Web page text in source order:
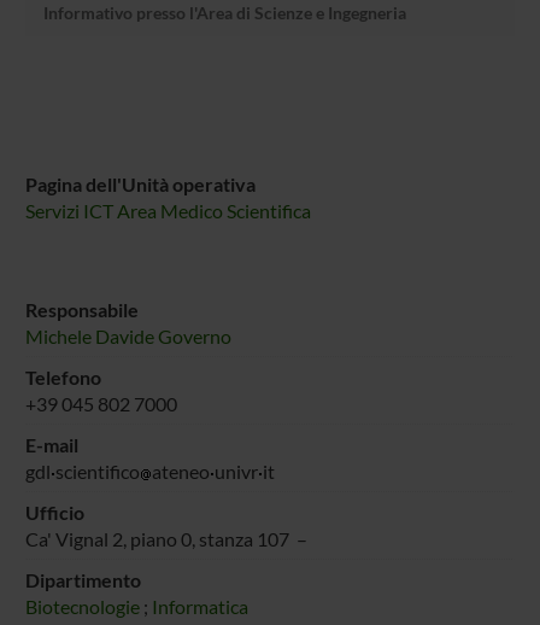
Informativo presso l'Area di Scienze e Ingegneria
Pagina dell'Unità operativa
Servizi ICT Area Medico Scientifica
Responsabile
Michele Davide Governo
Telefono
+39 045 802 7000
E-mail
gdl scientifico ateneo univr it
Ufficio
Ca' Vignal 2, piano 0, stanza 107 –
Dipartimento
Biotecnologie ; Informatica